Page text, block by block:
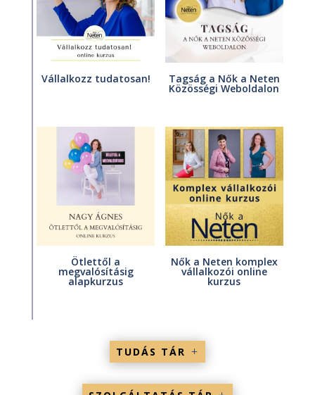
Vállalkozz tudatosan! Tagság a Nők a Neten
Közösségi Weboldalon
Ötlettől a
megvalósításig
alapkurzus
Nők a Neten komplex
vállalkozói online
kurzus
TUDÁS TÁR